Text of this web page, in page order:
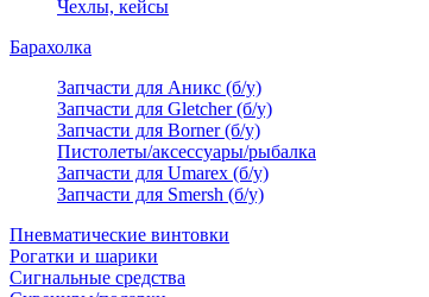
Чехлы, кейсы
Барахолка
Запчасти для Аникс (б/у)
Запчасти для Gletcher (б/у)
Запчасти для Borner (б/у)
Пистолеты/аксессуары/рыбалка
Запчасти для Umarex (б/у)
Запчасти для Smersh (б/у)
Пневматические винтовки
Рогатки и шарики
Сигнальные средства